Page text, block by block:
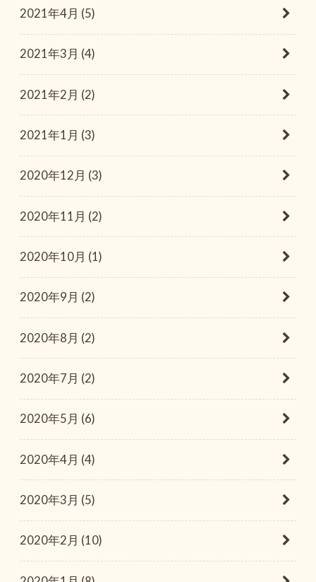
2021年4月 (5)
2021年3月 (4)
2021年2月 (2)
2021年1月 (3)
2020年12月 (3)
2020年11月 (2)
2020年10月 (1)
2020年9月 (2)
2020年8月 (2)
2020年7月 (2)
2020年5月 (6)
2020年4月 (4)
2020年3月 (5)
2020年2月 (10)